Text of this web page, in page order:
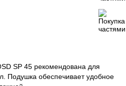
SP 45 рекомендована для
Подушка обеспечивает удобное